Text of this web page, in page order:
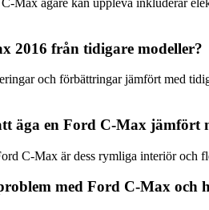
2016 från tidigare modeller?
och förbättringar jämfört med
äga en Ford C-Max jämfört
C-Max är dess rymliga interiör och
med Ford C-Max och